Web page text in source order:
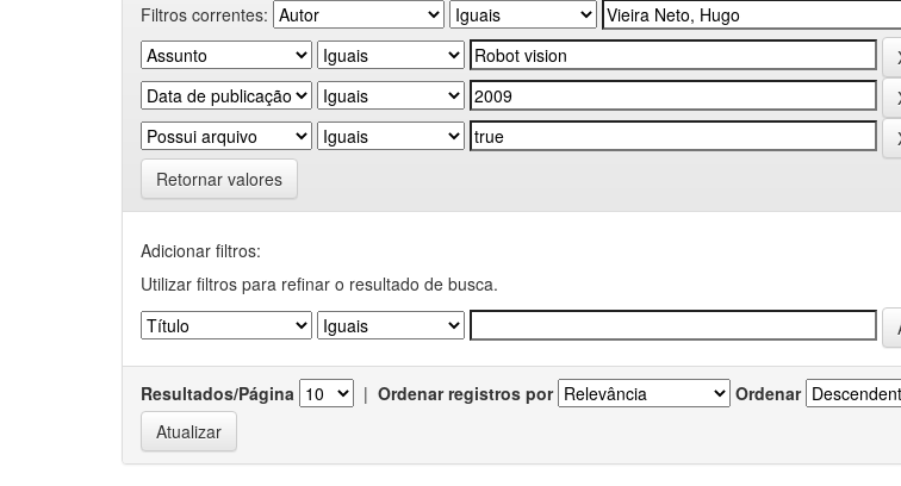
Filtros correntes:
Retornar valores
Adicionar filtros:
Utilizar filtros para refinar o resultado de busca.
Resultados/Página | Ordenar registros por Ordenar